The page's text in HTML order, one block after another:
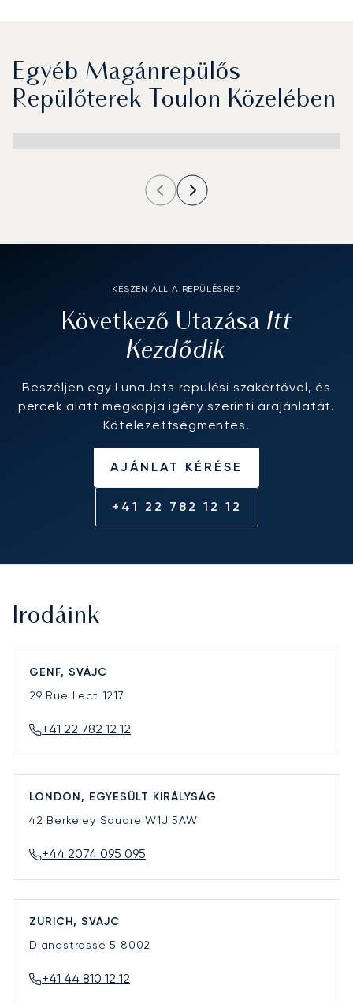
Egyéb Magánrepülős
Repülőterek Toulon Közelében
KÉSZEN ÁLL A REPÜLÉSRE?
Következő Utazása Itt
Kezdődik
Beszéljen egy LunaJets repülési szakértővel, és
percek alatt megkapja igény szerinti árajánlatát.
Kötelezettségmentes.
AJÁNLAT KÉRÉSE
+41 22 782 12 12
Irodáink
GENF, SVÁJC
29 Rue Lect 1217
+41 22 782 12 12
LONDON, EGYESÜLT KIRÁLYSÁG
42 Berkeley SquareW1J 5AW
+44 2074 095 095
ZÜRICH, SVÁJC
Dianastrasse 5 8002
+41 44 810 12 12